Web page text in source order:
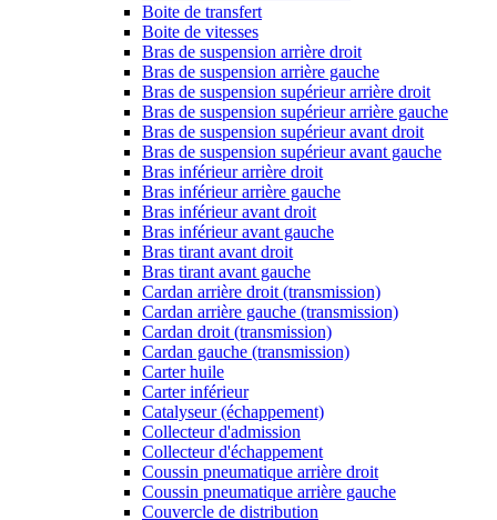
Boite de transfert
Boite de vitesses
Bras de suspension arrière droit
Bras de suspension arrière gauche
Bras de suspension supérieur arrière droit
Bras de suspension supérieur arrière gauche
Bras de suspension supérieur avant droit
Bras de suspension supérieur avant gauche
Bras inférieur arrière droit
Bras inférieur arrière gauche
Bras inférieur avant droit
Bras inférieur avant gauche
Bras tirant avant droit
Bras tirant avant gauche
Cardan arrière droit (transmission)
Cardan arrière gauche (transmission)
Cardan droit (transmission)
Cardan gauche (transmission)
Carter huile
Carter inférieur
Catalyseur (échappement)
Collecteur d'admission
Collecteur d'échappement
Coussin pneumatique arrière droit
Coussin pneumatique arrière gauche
Couvercle de distribution